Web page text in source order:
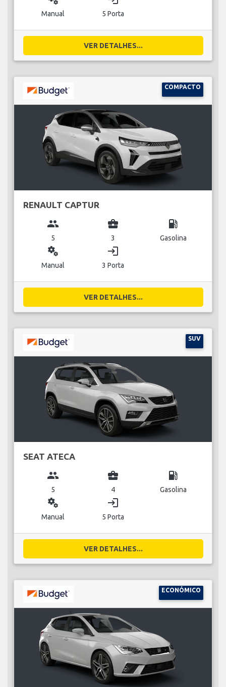
Manual 5 Porta
VER DETALHES...
COMPACTO
RENAULT CAPTUR
group
5
business_center
3
local_gas_station
Gasolina
miscellaneous_services
Manual
login
3 Porta
VER DETALHES...
SUV
SEAT ATECA
group
5
business_center
4
local_gas_station
Gasolina
miscellaneous_services
Manual
login
5 Porta
VER DETALHES...
ECONÓMICO